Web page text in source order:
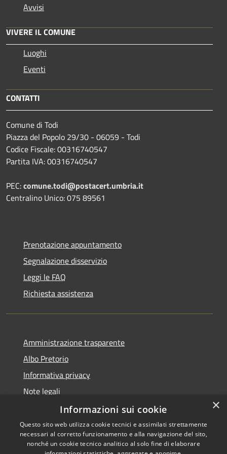
Avvisi
VIVERE IL COMUNE
Luoghi
Eventi
CONTATTI
Comune di Todi
Piazza del Popolo 29/30 - 06059 - Todi
Codice Fiscale: 00316740547
Partita IVA: 00316740547
PEC:comune.todi@postacert.umbria.it
Centralino Unico: 075 89561
Prenotazione appuntamento
Segnalazione disservizio
Leggi le FAQ
Richiesta assistenza
Amministrazione trasparente
Albo Pretorio
Informativa privacy
Note legali
Dichiarazione di accessibilità
×
Informazioni sui cookie
Questo sito web utilizza cookie tecnici e assimilati strettamente
necessari al corretto funzionamento e alla navigazione del sito,
nonché un cookie tecnico analitico al solo fine di elaborare